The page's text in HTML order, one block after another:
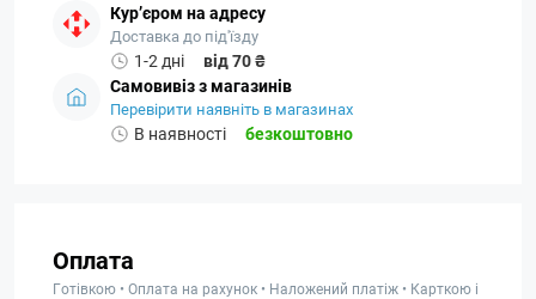
Кур’єром на адресу
Доставка до під'їзду
1-2 дні
від 70 ₴
Самовивіз з магазинів
Перевірити наявніть в магазинах
В наявності безкоштовно
Оплата
Готівкою • Оплата на рахунок • Наложений платіж • Карткою і